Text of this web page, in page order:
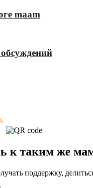
maam
к таким же
поддержку,